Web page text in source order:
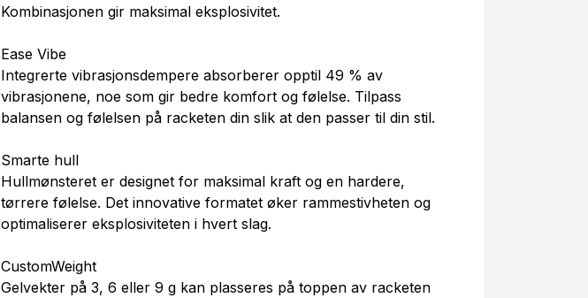
Kombinasjonen gir maksimal eksplosivitet.
Ease Vibe
Integrerte vibrasjonsdempere absorberer opptil 49 % av
vibrasjonene, noe som gir bedre komfort og følelse. Tilpass
balansen og følelsen på racketen din slik at den passer til din stil.
Smarte hull
Hullmønsteret er designet for maksimal kraft og en hardere,
tørrere følelse. Det innovative formatet øker rammestivheten og
optimaliserer eksplosiviteten i hvert slag.
CustomWeight
Gelvekter på 3, 6 eller 9 g kan plasseres på toppen av racketen